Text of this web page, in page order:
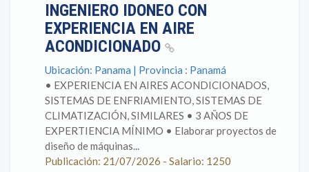
INGENIERO IDONEO CON
EXPERIENCIA EN AIRE
ACONDICIONADO
Ubicación: Panama | Provincia : Panamá
• EXPERIENCIA EN AIRES ACONDICIONADOS,
SISTEMAS DE ENFRIAMIENTO, SISTEMAS DE
CLIMATIZACIÓN, SIMILARES • 3 AÑOS DE
EXPERTIENCIA MÍNIMO • Elaborar proyectos de
diseño de máquinas...
Publicación: 21/07/2026 - Salario: 1250